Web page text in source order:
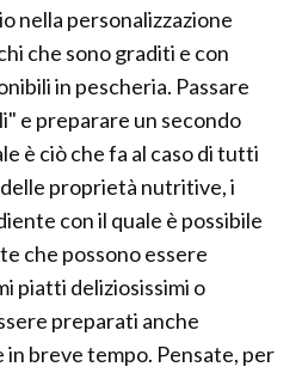
nella personalizzazione
che sono graditi e con
in pescheria. Passare
e preparare un secondo
è ciò che fa al caso di tutti
proprietà nutritive, i
con il quale è possibile
che possono essere
piatti deliziosissimi o
preparati anche
breve tempo. Pensate, per